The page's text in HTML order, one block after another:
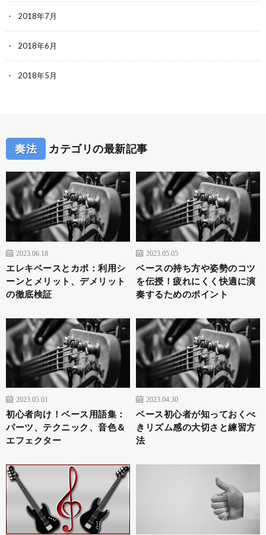
2018年7月
2018年6月
2018年5月
奏法 カテゴリの最新記事
2023.06.18
エレキベースとカポ：利用シ
ーンとメリット、デメリット
の徹底検証
2023.05.05
ベースの持ち方や姿勢のコツ
を伝授！疲れにくく快適に演
奏するためのポイント
2023.05.01
初心者向け！ベース用語集：
パーツ、テクニック、音色＆
エフェクター
2023.04.30
ベース初心者が知っておくべ
きリズム感の大切さと練習方
法